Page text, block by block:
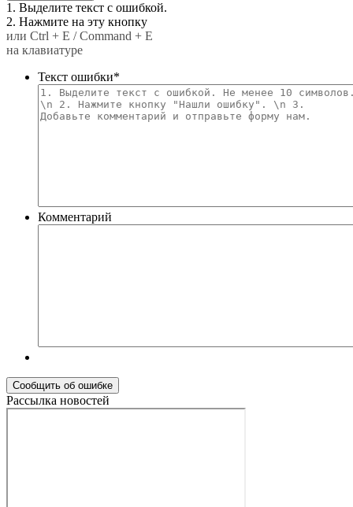
1. Выделите текст с ошибкой.
2. Нажмите на эту кнопку
или Ctrl + E / Command + E
на клавиатуре
Текст ошибки*
Комментарий
Рассылка новостей